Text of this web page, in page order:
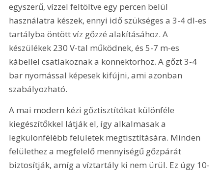
egyszerű, vízzel feltöltve egy percen belül
használatra készek, ennyi idő szükséges a 3-4 dl-es
tartályba öntött víz gőzzé alakításához. A
készülékek 230 V-tal működnek, és 5-7 m-es
kábellel csatlakoznak a konnektorhoz. A gőzt 3-4
bar nyomással képesek kifújni, ami azonban
szabályozható.
A mai modern kézi gőztisztítókat különféle
kiegészítőkkel látják el, így alkalmasak a
legkülönfélébb felületek megtisztítására. Minden
felülethez a megfelelő mennyiségű gőzpárát
biztosítják, amíg a víztartály ki nem ürül. Ez úgy 10-